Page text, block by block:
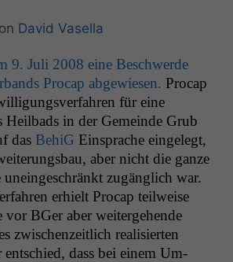
David Vasella
9. Juli 2008 eine Beschw­erde
Pro­cap abgewiesen. Pro­cap
für eine
Heil­bads in der Gemeinde Grub
das BehiG Ein­sprache ein­gelegt,
aber nicht die ganze
zugänglich war.
erhielt Pro­cap teil­weise
vor BGer aber weit­erge­hende
zwis­chen­zeitlich real­isierten
dass bei einem Um-